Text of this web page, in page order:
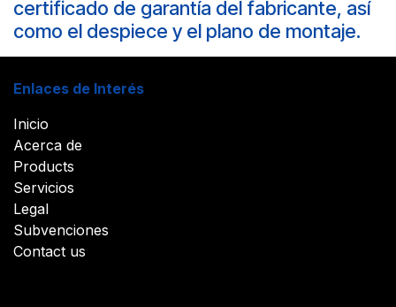
certificado de garantía del fabricante, así
como el despiece y el plano de montaje.
Enlaces de Interés
Inicio
Acerca de
Products
Servicios
Legal
Subvenciones
Contact us